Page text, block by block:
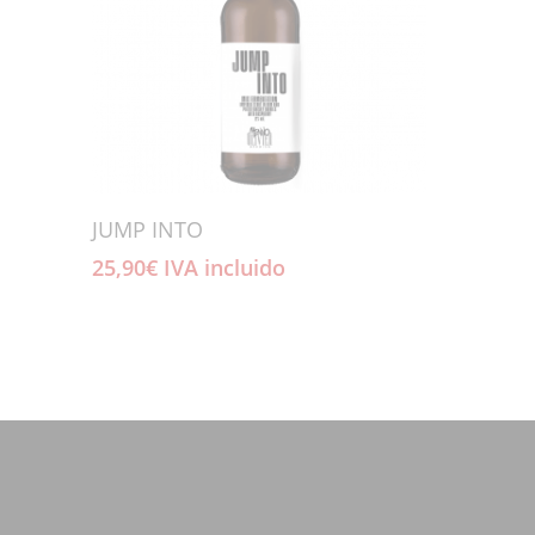
JUMP INTO
25,90€ IVA incluido